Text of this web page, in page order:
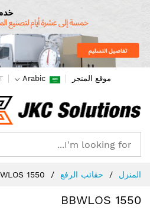
موقع المتجر Arabic
Skip
Content
المنزل حقائب الرفع 1550
BBWLOS 1550